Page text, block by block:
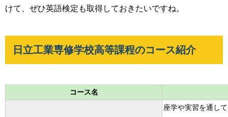
けて、ぜひ英語検定も取得しておきたいですね。
日立工業専修学校高等課程のコース紹介
コース名
座学や実習を通し